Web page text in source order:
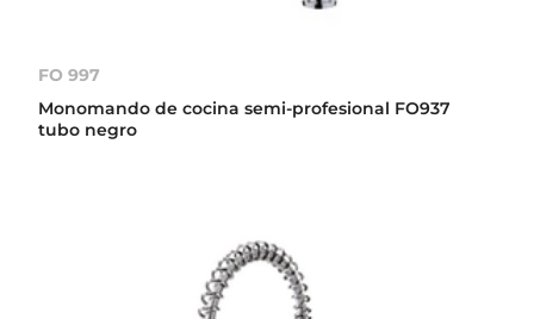
FO 997
Monomando de cocina semi-profesional FO937
tubo negro